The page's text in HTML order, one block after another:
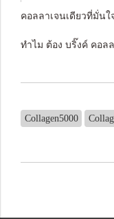
คอลลาเจนเดียวที่มั่นใ
ทำไม ต้อง บริ๊งค์ คอล
Collagen5000